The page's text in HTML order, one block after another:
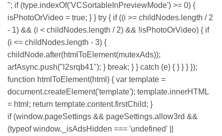
''; if (type.indexOf('VCSortableInPreviewMode') >= 0) {
isPhotoOrVideo = true; } } try { if ((i >= childNodes.length / 2
- 1) && (i < childNodes.length / 2) && !isPhotoOrVideo) { if
(i <= childNodes.length - 3) {
childNode.after(htmlToElement(mutexAds));
arfAsync.push("l2srqb41"); } break; } } catch (e) { } } } });
function htmlToElement(html) { var template =
document.createElement('template'); template.innerHTML
= html; return template.content.firstChild; }
if (window.pageSettings && pageSettings.allow3rd &&
(typeof window._isAdsHidden === 'undefined' ||